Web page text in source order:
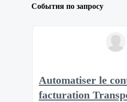
События по запросу
Automatiser le
facturation